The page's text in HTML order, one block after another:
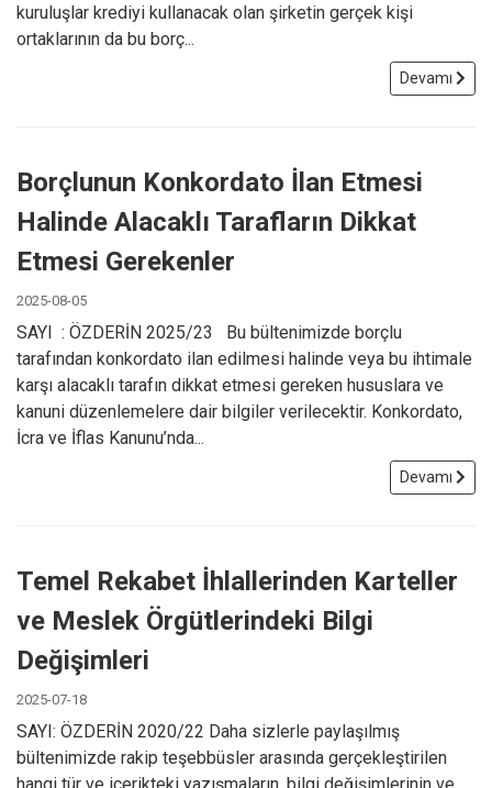
kuruluşlar krediyi kullanacak olan şirketin gerçek kişi
ortaklarının da bu borç...
Devamı
Borçlunun Konkordato İlan Etmesi
Halinde Alacaklı Tarafların Dikkat
Etmesi Gerekenler
2025-08-05
SAYI : ÖZDERİN 2025/23 Bu bültenimizde borçlu
tarafından konkordato ilan edilmesi halinde veya bu ihtimale
karşı alacaklı tarafın dikkat etmesi gereken hususlara ve
kanuni düzenlemelere dair bilgiler verilecektir. Konkordato,
İcra ve İflas Kanunu’nda...
Devamı
Temel Rekabet İhlallerinden Karteller
ve Meslek Örgütlerindeki Bilgi
Değişimleri
2025-07-18
SAYI: ÖZDERİN 2020/22 Daha sizlerle paylaşılmış
bültenimizde rakip teşebbüsler arasında gerçekleştirilen
hangi tür ve içerikteki yazışmaların, bilgi değişimlerinin ve